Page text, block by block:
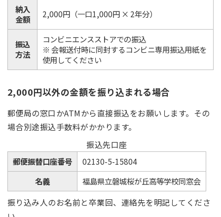
納入
金額
2,000円（一口1,000円 × 2年分）
振込
方法
コンビニエンスストアでの振込
※ 会報送付時に同封するコンビニ専用振込用紙を
使用してください
2,000円以外の金額を振り込まれる場合
郵便局の窓口かATMから直接振込をお願いします。その
場合別途振込手数料がかかります。
振込先口座
郵便振替口座番号
02130-5-15804
名義
福島県立磐城桜が丘高等学校同窓会
振り込み人のお名前と卒業回、連絡先を明記してくださ